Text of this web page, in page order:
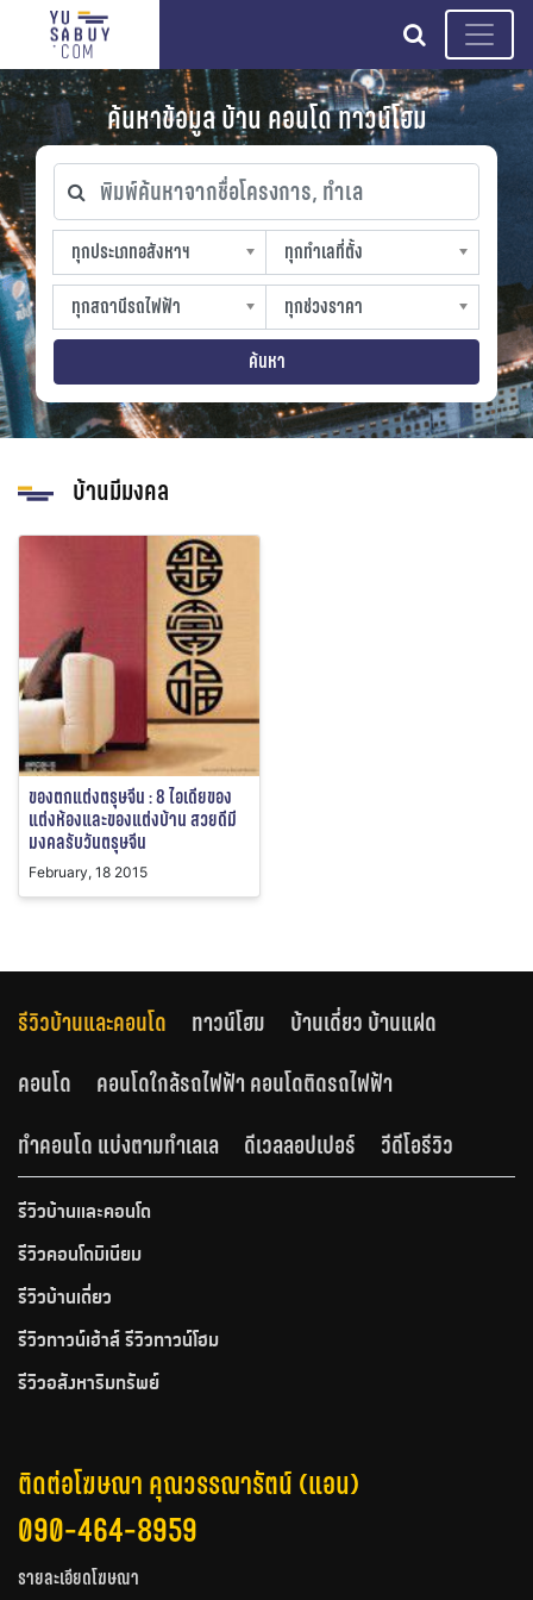
search
ค้นหาข้อมูล บ้าน คอนโด ทาวน์โฮม
พิมพ์ค้นหาจากชื่อโครงการ, ทำเล
ทุกประเภทอสังหาฯ
ทุกประเภทอสังหาฯ
sproperty
ทุกทำเลที่ตั้ง
ทุกทำเลที่ตั้ง
slocation
ทุกสถานีรถไฟฟ้า
ทุกสถานีรถไฟฟ้า
strain-station
ทุกช่วงราคา
ทุกช่วงราคา
sprice
ค้นหา
บ้านมีมงคล
ของตกแต่งตรุษจีน : 8 ไอเดียของ
แต่งห้องและของแต่งบ้าน สวยดีมี
มงคลรับวันตรุษจีน
February, 18 2015
รีวิวบ้านและคอนโด ทาวน์โฮม
บ้านเดี่ยว บ้านแฝด
คอนโด
คอนโดใกล้รถไฟฟ้า คอนโดติดรถไฟฟ้า
ทำคอนโด แบ่งตามทำเลเล
ดีเวลลอปเปอร์ วีดีโอรีวิว
รีวิวบ้านและคอนโด
รีวิวคอนโดมิเนียม
รีวิวบ้านเดี่ยว
รีวิวทาวน์เฮ้าส์ รีวิวทาวน์โฮม
รีวิวอสังหาริมทรัพย์
ติดต่อโฆษณา คุณวรรณารัตน์ (แอน)
090-464-8959
รายละเอียดโฆษณา